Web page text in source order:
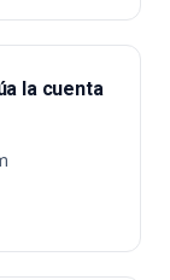
la cuenta